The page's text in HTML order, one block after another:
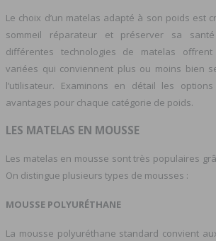
Le choix d’un matelas adapté à son poids est
sommeil réparateur et préserver sa
différentes technologies de matelas offrent
variées qui conviennent plus ou moins bien
l’utilisateur. Examinons en détail les
avantages pour chaque catégorie de poids.
LES MATELAS EN MOUSSE
Les matelas en mousse sont très populaires
On distingue plusieurs types de mousses :
MOUSSE POLYURÉTHANE
La mousse polyuréthane standard convient